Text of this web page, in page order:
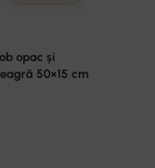
opac și
50×15 cm